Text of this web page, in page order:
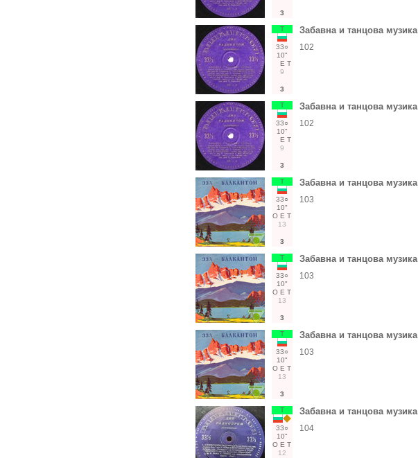
3
Т
33○
10"
Е Т
9
3
Забавна и танцова музика
102
Т
33○
10"
Е Т
9
3
Забавна и танцова музика
102
Т
33○
10"
О Е Т
13
3
Забавна и танцова музика
103
Т
33○
10"
О Е Т
13
3
Забавна и танцова музика
103
Т
33○
10"
О Е Т
13
3
Забавна и танцова музика
103
Т
33○
10"
О Е Т
12
Забавна и танцова музика
104